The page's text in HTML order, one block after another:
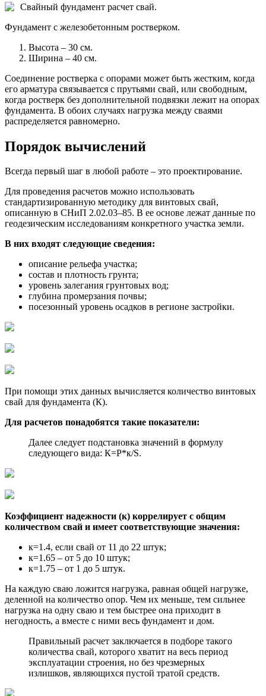
Свайный фундамент расчет свай.
Фундамент с железобетонным ростверком.
Высота – 30 см.
Ширина – 40 см.
Соединение ростверка с опорами может быть жестким, когда
его арматура связывается с прутьями свай, или свободным,
когда ростверк без дополнительной подвязки лежит на опорах
фундамента. В обоих случаях нагрузка между сваями
распределяется равномерно.
Порядок вычислений
Всегда первый шаг в любой работе – это проектирование.
Для проведения расчетов можно использовать
стандартизированную методику для винтовых свай,
описанную в СНиП 2.02.03–85. В ее основе лежат данные по
геодезическим исследованиям конкретного участка земли.
В них входят следующие сведения:
описание рельефа участка;
состав и плотность грунта;
уровень залегания грунтовых вод;
глубина промерзания почвы;
посезонный уровень осадков в регионе застройки.
При помощи этих данных вычисляется количество винтовых
свай для фундамента (К).
Для расчетов понадобятся такие показатели:
Далее следует подстановка значений в формулу
следующего вида: К=Р*к/S.
Коэффициент надежности (к) коррелирует с общим
количеством свай и имеет соответствующие значения:
к=1.4, если свай от 11 до 22 штук;
к=1.65 – от 5 до 10 штук;
к=1.75 – от 1 до 5 штук.
На каждую сваю ложится нагрузка, равная общей нагрузке,
деленной на количество опор. Чем их меньше, тем сильнее
нагрузка на одну сваю и тем быстрее она приходит в
негодность, а вместе с ними весь фундамент и дом.
Правильный расчет заключается в подборе такого
количества свай, которого хватит на весь период
эксплуатации строения, но без чрезмерных
излишков, являющихся пустой тратой средств.